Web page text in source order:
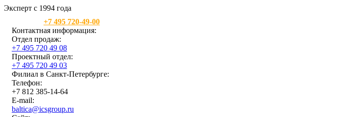
Эксперт с 1994 года
+7 495 720-49-00
Контактная информация:
Отдел продаж:
+7 495 720 49 08
Проектный отдел:
+7 495 720 49 03
Филиал в Санкт-Петербурге:
Телефон:
+7 812 385-14-64
E-mail:
baltica@icsgroup.ru